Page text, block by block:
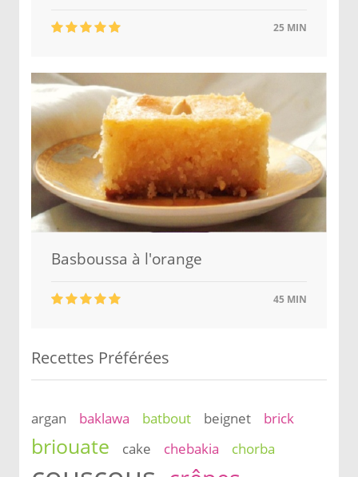
25 MIN
Basboussa à l'orange
45 MIN
Recettes Préférées
argan baklawa batbout beignet brick
briouate cake chebakia chorba